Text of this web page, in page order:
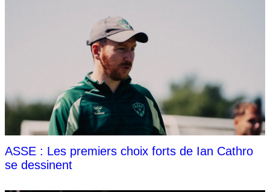
ASSE : Les premiers choix forts de Ian Cathro
se dessinent